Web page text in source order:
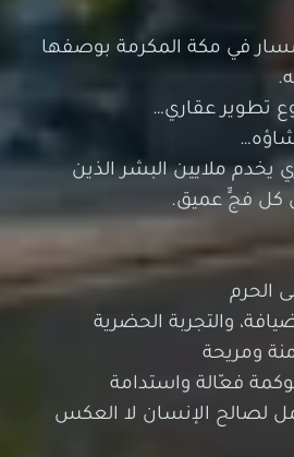
في مكة المكرمة بوصفها
عقاري…
ملايين البشر الذين
فجٍّ عميق.
والتجربة الحضرية
ومريحة
فعّالة واستدامة
لصالح الإنسان لا العكس